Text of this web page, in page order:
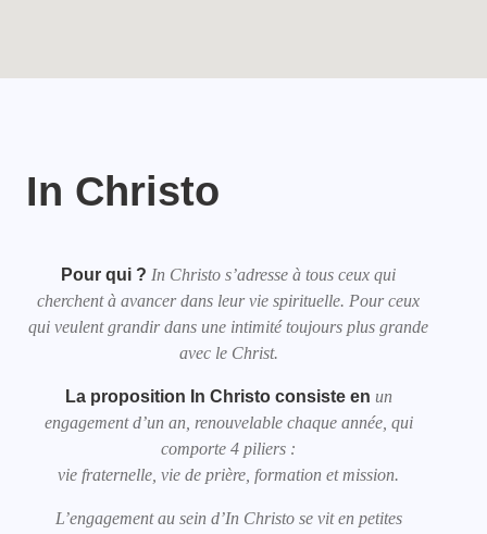
In Christo
Pour qui ? In Christo s’adresse à tous ceux qui
cherchent à avancer dans leur vie spirituelle. Pour ceux
qui veulent grandir dans une intimité toujours plus grande
avec le Christ.
La proposition In Christo consiste en un
engagement d’un an, renouvelable chaque année, qui
comporte 4 piliers :
vie fraternelle, vie de prière, formation et mission.
L’engagement au sein d’In Christo se vit en petites